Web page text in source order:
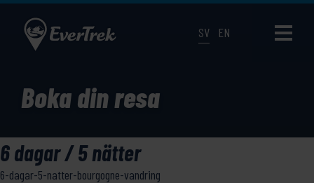
SV EN
Boka din resa
6 dagar / 5 nätter
6-dagar-5-natter-bourgogne-vandring